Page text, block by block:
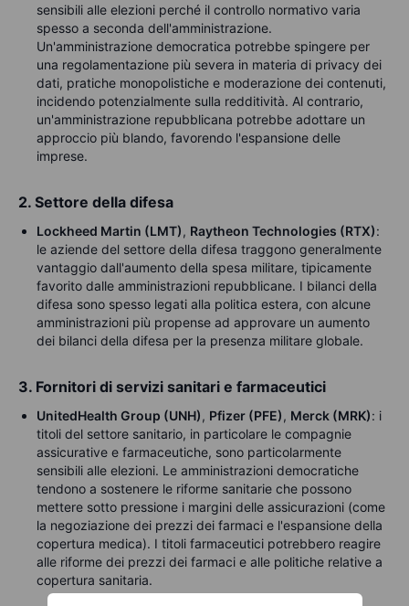
sensibili alle elezioni perché il controllo normativo varia
spesso a seconda dell'amministrazione.
Un'amministrazione democratica potrebbe spingere per
una regolamentazione più severa in materia di privacy dei
dati, pratiche monopolistiche e moderazione dei contenuti,
incidendo potenzialmente sulla redditività. Al contrario,
un'amministrazione repubblicana potrebbe adottare un
approccio più blando, favorendo l'espansione delle
imprese.
2. Settore della difesa
Lockheed Martin (LMT), Raytheon Technologies (RTX):
le aziende del settore della difesa traggono generalmente
vantaggio dall'aumento della spesa militare, tipicamente
favorito dalle amministrazioni repubblicane. I bilanci della
difesa sono spesso legati alla politica estera, con alcune
amministrazioni più propense ad approvare un aumento
dei bilanci della difesa per la presenza militare globale.
3. Fornitori di servizi sanitari e farmaceutici
UnitedHealth Group (UNH), Pfizer (PFE), Merck (MRK): i
titoli del settore sanitario, in particolare le compagnie
assicurative e farmaceutiche, sono particolarmente
sensibili alle elezioni. Le amministrazioni democratiche
tendono a sostenere le riforme sanitarie che possono
mettere sotto pressione i margini delle assicurazioni (come
la negoziazione dei prezzi dei farmaci e l'espansione della
copertura medica). I titoli farmaceutici potrebbero reagire
alle riforme dei prezzi dei farmaci e alle politiche relative a
copertura sanitaria.